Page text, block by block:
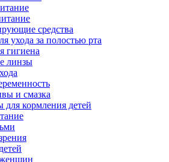
средства
ухода за полостью рта
гигиена
линзы
и смазка
для кормления детей